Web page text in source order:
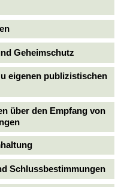
Geheimschutz
eigenen publizistischen
über den Empfang von
Schlussbestimmungen